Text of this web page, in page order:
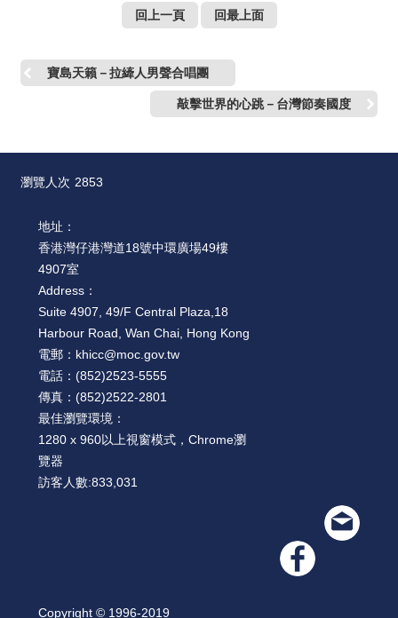
回上一頁 回最上面
寶島天籟－拉縴人男聲合唱團
敲擊世界的心跳－台灣節奏國度
瀏覽人次 2853
地址：
香港灣仔港灣道18號中環廣場49樓
4907室
Address：
Suite 4907, 49/F Central Plaza,18
Harbour Road, Wan Chai, Hong Kong
電郵： khicc@moc.gov.tw
電話： (852)2523-5555
傳真： (852)2522-2801
最佳瀏覽環境：
1280 x 960以上視窗模式，Chrome瀏
覽器
訪客人數:833,031
Copyright © 1996-2019